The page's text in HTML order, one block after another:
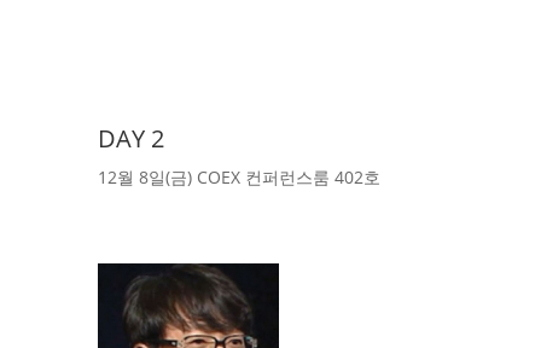
DAY 2
12월 8일(금) COEX 컨퍼런스룸 402호